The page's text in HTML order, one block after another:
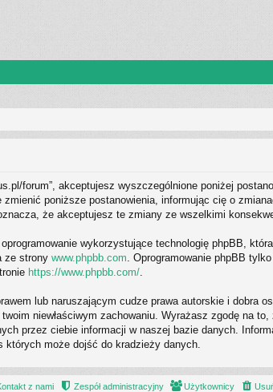
forum”, akceptujesz wyszczególnione poniżej
poniższe postanowienia, informując cię o
że akceptujesz te zmiany ze wszelkimi
oprogramowanie wykorzystujące technologię phpBB,
ze strony www.phpbb.com . Oprogramowanie phpBB
https://www.phpbb.com/
lub naruszającym cudze prawa autorskie i dobra
niewłaściwym zachowaniu. Wyrażasz zgodę na to,
przez ciebie informacji w naszej bazie danych.
których może dojść do kradzieży danych.
Użytkownicy
Zespół administracyjny
z nami